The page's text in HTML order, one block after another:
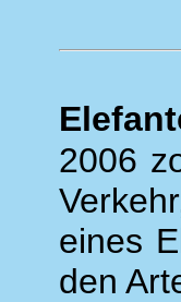
2006
eines
den